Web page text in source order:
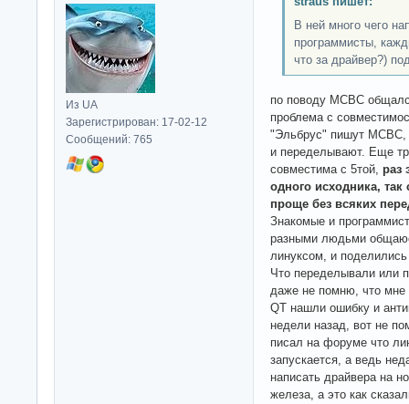
Из UA
Зарегистрирован: 17-02-12
Сообщений: 765
В ней много чего
программисты,
что за драйвер?)
по поводу МСВС
проблема с
"Эльбрус" пишут МСВС,
и переделывают. Еще
совместима с 5той, раз
одного исходника,
проще без всяких
Знакомые и
разными людьми
линуксом, и
Что переделывали или
даже не помню, что мне
QT нашли ошибку и
недели назад, вот не
писал на форуме что
запускается, а ведь
написать драйвера на
железа, а это как